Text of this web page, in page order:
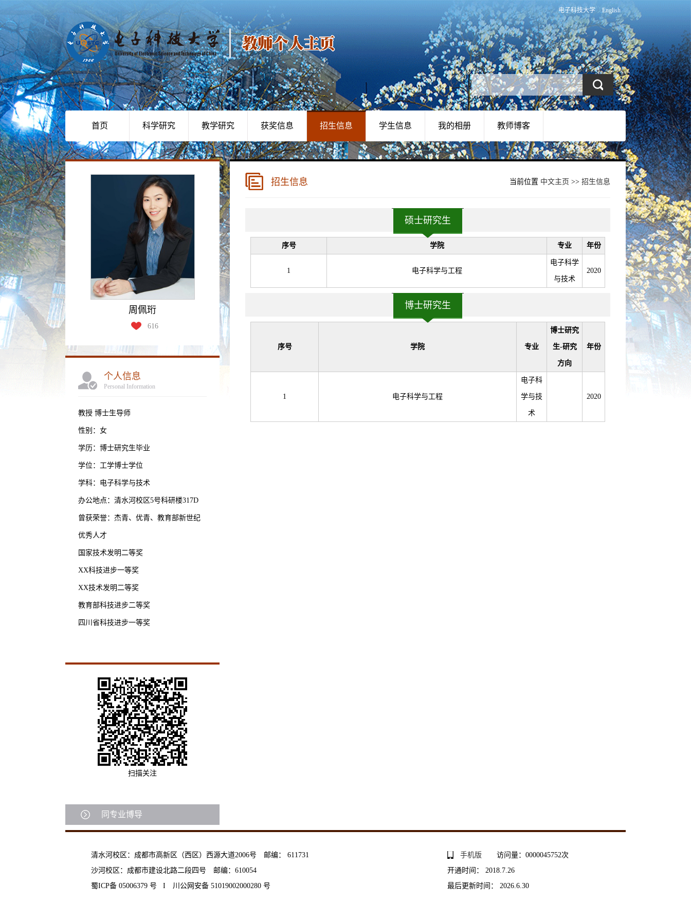
电子科技大学 English
首页 科学研究 教学研究 获奖信息 招生信息 学生信息 我的相册 教师博客
周佩珩
616
个人信息
Personal Information
教授 博士生导师
性别：女
学历：博士研究生毕业
学位：工学博士学位
学科：电子科学与技术
办公地点：清水河校区5号科研楼317D
曾获荣誉：杰青、优青、教育部新世纪
优秀人才
国家技术发明二等奖
XX科技进步一等奖
XX技术发明二等奖
教育部科技进步二等奖
四川省科技进步一等奖
扫描关注
同专业博导
招生信息 当前位置 中文主页 >> 招生信息
硕士研究生
序号 学院 专业 年份
1 电子科学与工程
电子科学
与技术
2020
博士研究生
序号 学院 专业
博士研究
生-研究
方向
年份
1 电子科学与工程
电子科
学与技
术
2020
清水河校区：成都市高新区（西区）西源大道2006号 邮编： 611731
沙河校区：成都市建设北路二段四号 邮编：610054
蜀ICP备 05006379 号 I 川公网安备 51019002000280 号
手机版 访问量： 0000045752次
开通时间： 2018.7.26
最后更新时间： 2026.6.30